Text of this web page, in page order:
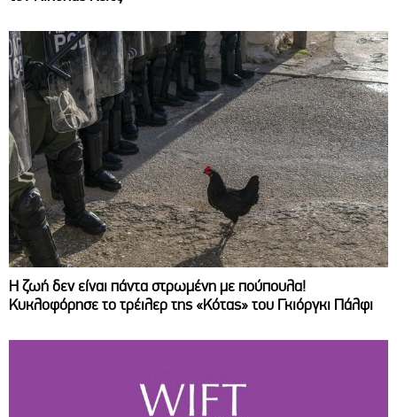
Η ζωή δεν είναι πάντα στρωμένη με πούπουλα!
Κυκλοφόρησε το τρέιλερ της «Κότας» του Γκιόργκι Πάλφι